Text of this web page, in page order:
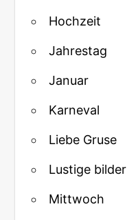
Hochzeit
Jahrestag
Januar
Karneval
Liebe Gruse
Lustige bilder
Mittwoch